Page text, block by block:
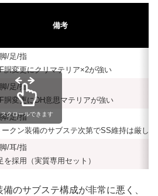
備考
/足/指
胴変更にクリマテリア×2が強い
/足/指
胴変更にDH意思マテリアが強い
/足/指
ークン装備のサブステ次第でSS維持は厳しい
/耳/指
を採用（実質専用セット）
スクロールできます
のサブステ構成が非常に悪く、